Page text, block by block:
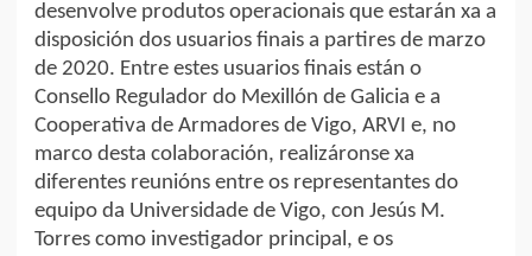
desenvolve produtos operacionais que estarán xa a
disposición dos usuarios finais a partires de marzo
de 2020. Entre estes usuarios finais están o
Consello Regulador do Mexillón de Galicia e a
Cooperativa de Armadores de Vigo, ARVI e, no
marco desta colaboración, realizáronse xa
diferentes reunións entre os representantes do
equipo da Universidade de Vigo, con Jesús M.
Torres como investigador principal, e os